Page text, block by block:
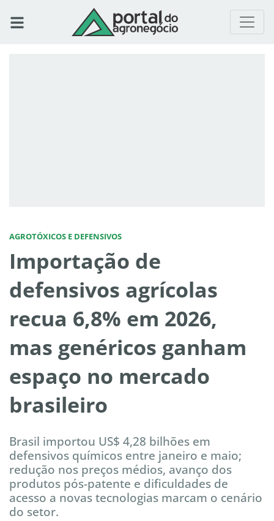
AGROTÓXICOS E DEFENSIVOS
Importação de
defensivos agrícolas
recua 6,8% em 2026,
mas genéricos ganham
espaço no mercado
brasileiro
Brasil importou US$ 4,28 bilhões em
defensivos químicos entre janeiro e maio;
redução nos preços médios, avanço dos
produtos pós-patente e dificuldades de
acesso a novas tecnologias marcam o cenário
do setor.